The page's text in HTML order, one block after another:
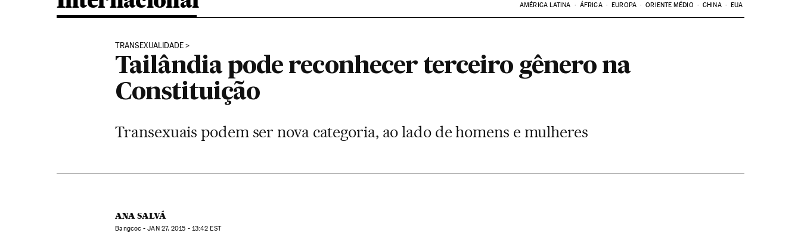
AMÉRICA LATINA ÁFRICA EUROPA ORIENTE MÉDIO CHINA EUA
TRANSEXUALIDADE
Tailândia pode reconhecer terceiro gênero na
Constituição
Transexuais podem ser nova categoria, ao lado de homens e mulheres
ANA SALVÁ
Bangcoc -JAN27, 2015 - 13:42 EST